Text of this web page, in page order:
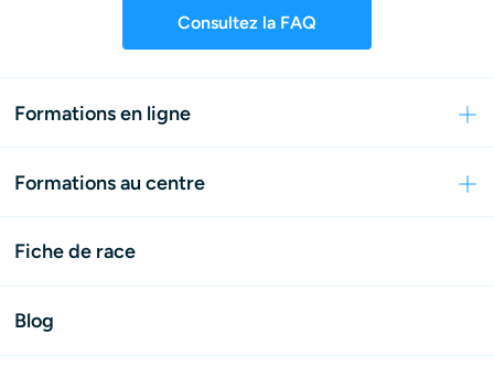
Consultez la FAQ
Formations en ligne
Formations au centre
Fiche de race
Blog